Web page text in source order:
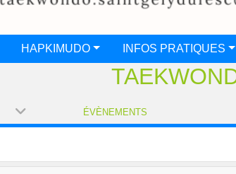
HAPKIMUDO INFOS PRATIQUES
ÉVÈNEMENTS